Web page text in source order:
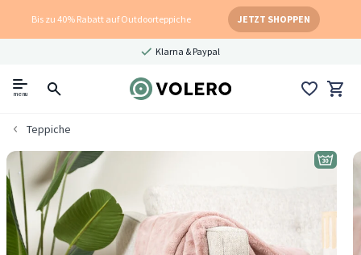
Bis zu 40% Rabatt auf Outdoorteppiche JETZT SHOPPEN
Klarna & Paypal
menu
Teppiche